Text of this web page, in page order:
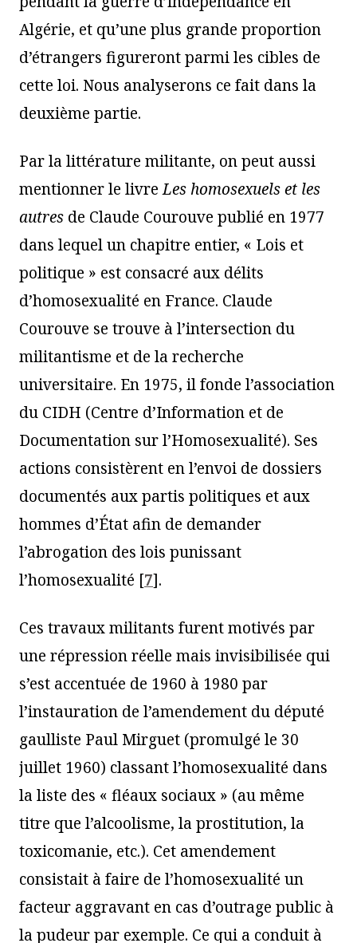
Algérie, et qu’une plus grande proportion
d’étrangers figureront parmi les cibles de
cette loi. Nous analyserons ce fait dans la
deuxième partie.
Par la littérature militante, on peut aussi
mentionner le livreLes homosexuels et les
autres de Claude Courouve publié en 1977
dans lequel un chapitre entier, « Lois et
politique » est consacré aux délits
d’homosexualité en France. Claude
Courouve se trouve à l’intersection du
militantisme et de la recherche
universitaire. En 1975, il fonde l’association
du CIDH (Centre d’Information et de
Documentation sur l’Homosexualité). Ses
actions consistèrent en l’envoi de dossiers
documentés aux partis politiques et aux
hommes d’État afin de demander
l’abrogation des lois punissant
l’homosexualité [7].
Ces travaux militants furent motivés par
une répression réelle mais invisibilisée qui
s’est accentuée de 1960 à 1980 par
l’instauration de l’amendement du député
gaulliste Paul Mirguet (promulgé le 30
juillet 1960) classant l’homosexualité dans
la liste des « fléaux sociaux » (au même
titre que l’alcoolisme, la prostitution, la
toxicomanie, etc.). Cet amendement
consistait à faire de l’homosexualité un
facteur aggravant en cas d’outrage public à
la pudeur par exemple. Ce qui a conduit à